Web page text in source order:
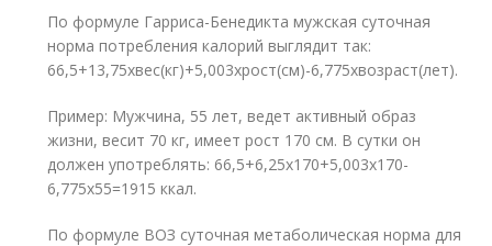
По формуле Гарриса-Бенедикта мужская суточная
норма потребления калорий выглядит так:
66,5+13,75хвес(кг)+5,003хрост(см)-6,775хвозраст(лет).
Пример: Мужчина, 55 лет, ведет активный образ
жизни, весит 70 кг, имеет рост 170 см. В сутки он
должен употреблять: 66,5+6,25х170+5,003х170-
6,775х55=1915 ккал.
По формуле ВОЗ суточная метаболическая норма для